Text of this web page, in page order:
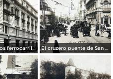
Edicicio de los ferrocarriles. El cruzero puente de San Francisco y Guardiola por el fotografo Felix Miret.